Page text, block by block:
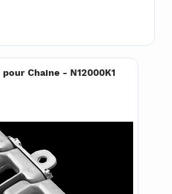
Chaine - N12000K1